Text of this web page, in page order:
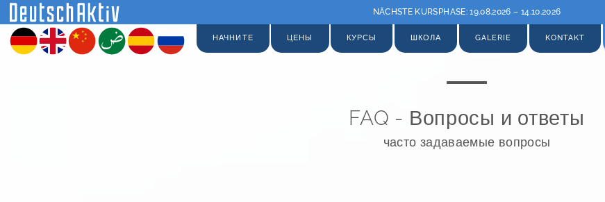
НАЧНИТЕ ЦЕНЫ КУРСЫ ШКОЛА GALERIE KONTAKT
FAQ - Вопросы и ответы
часто задаваемые вопросы
NÄCHSTE KURSPHASE: 19.08.2026 – 14.10.2026